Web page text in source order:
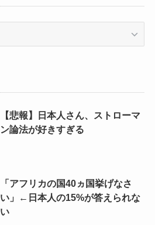
【悲報】日本人さん、ストローマ
ン論法が好きすぎる
「アフリカの国40ヵ国挙げなさ
い」←日本人の15%が答えられな
い